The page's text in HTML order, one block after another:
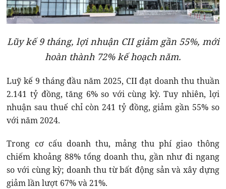
Lũy kế 9 tháng, lợi nhuận CII giảm gần 55%, mới
hoàn thành 72% kế hoạch năm.
Luỹ kế 9 tháng đầu năm 2025, CII đạt doanh thu thuần
2.141 tỷ đồng, tăng 6% so với cùng kỳ. Tuy nhiên, lợi
nhuận sau thuế chỉ còn 241 tỷ đồng, giảm gần 55% so
với năm 2024.
Trong cơ cấu doanh thu, mảng thu phí giao thông
chiếm khoảng 88% tổng doanh thu, gần như đi ngang
so với cùng kỳ; doanh thu từ bất động sản và xây dựng
giảm lần lượt 67% và 21%.